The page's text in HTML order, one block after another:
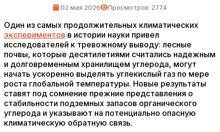
02 мая 2026 Просмотров: 2774
Один из самых продолжительных климатических
экспериментов в истории науки привел
исследователей к тревожному выводу: лесные
почвы, которые десятилетиями считались надежным
и долговременным хранилищем углерода, могут
начать ускоренно выделять углекислый газ по мере
роста глобальной температуры. Новые результаты
ставят под сомнение прежние представления о
стабильности подземных запасов органического
углерода и указывают на потенциально опасную
климатическую обратную связь.